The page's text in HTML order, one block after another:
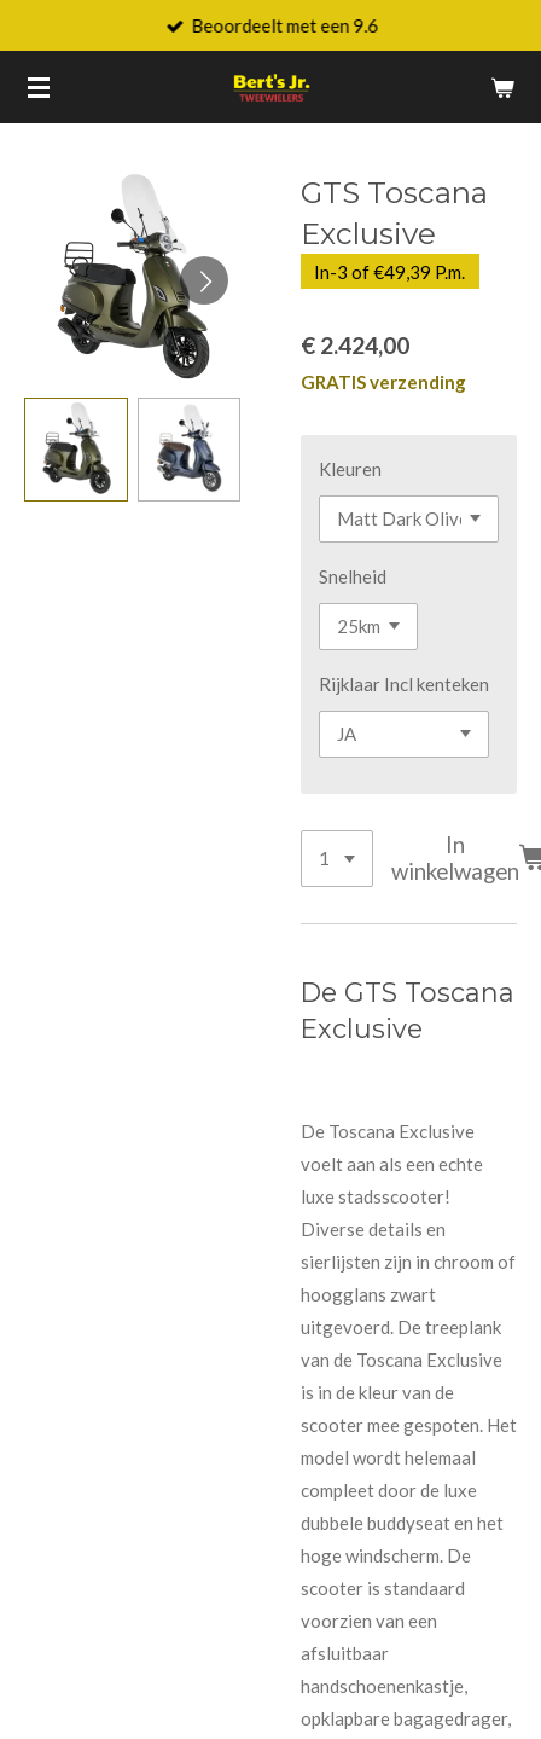
naar
de
Beoordeelt met een 9.6
GTS Toscana
Exclusive
In-3 of €49,39 P.m.
€ 2.424,00
GRATIS verzending
Kleuren
Snelheid
Rijklaar Incl kenteken
In
winkelwagen
De GTS Toscana
Exclusive
De Toscana Exclusive
voelt aan als een echte
luxe stadsscooter!
Diverse details en
sierlijsten zijn in chroom of
hoogglans zwart
uitgevoerd. De treeplank
van de Toscana Exclusive
is in de kleur van de
scooter mee gespoten. Het
model wordt helemaal
compleet door de luxe
dubbele buddyseat en het
hoge windscherm. De
scooter is standaard
voorzien van een
afsluitbaar
handschoenenkastje,
opklapbare bagagedrager,